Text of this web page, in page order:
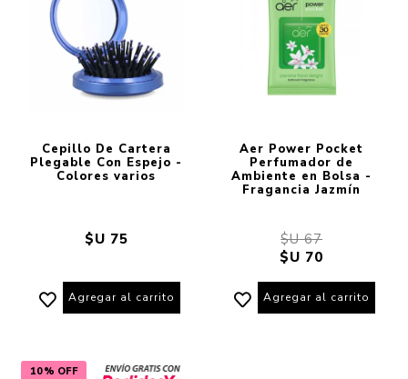
Cepillo De Cartera
Plegable Con Espejo -
Colores varios
$U 75
Agregar al carrito
Aer Power Pocket
Perfumador de
Ambiente en Bolsa -
Fragancia Jazmín
$U 67
$U 70
Agregar al carrito
10% OFF